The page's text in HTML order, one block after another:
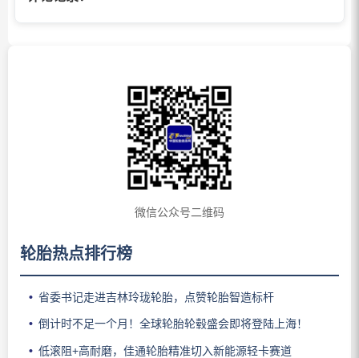
微信公众号二维码
轮胎热点排行榜
省委书记走进吉林玲珑轮胎，点赞轮胎智造标杆
倒计时不足一个月！全球轮胎轮毂盛会即将登陆上海！
低滚阻+高耐磨，佳通轮胎精准切入新能源轻卡赛道